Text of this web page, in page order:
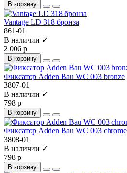
В корзину
Vantage LD 318 бронза
861-01
В наличии ✓
2 006 р
В корзину
Фиксатор Adden Bau WC 003 bronze
3807-01
В наличии ✓
798 р
В корзину
Фиксатор Adden Bau WC 003 chrome
3808-01
В наличии ✓
798 р
В корзину